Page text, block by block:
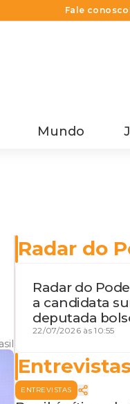
Fale conosco
Mundo
Radar do
Radar do
a candidata
deputada
discórdia
22/07/2026 às 10:55
ENTREVISTAS